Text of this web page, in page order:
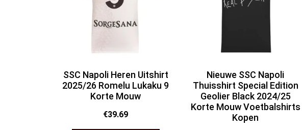
SSC Napoli Heren Uitshirt
2025/26 Romelu Lukaku 9
Korte Mouw
€39.69
Nieuwe SSC Napoli
Thuisshirt Special Edition
Geolier Black 2024/25
Korte Mouw Voetbalshirts
Kopen